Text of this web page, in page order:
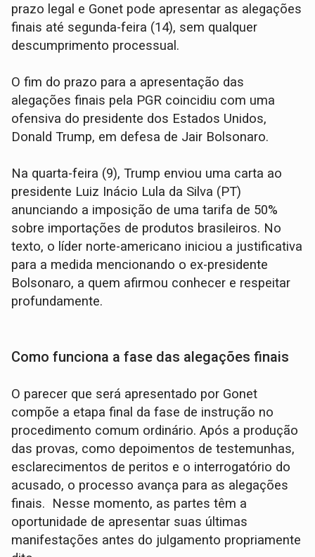
prazo legal e Gonet pode apresentar as alegações
finais até segunda-feira (14), sem qualquer
descumprimento processual.
O fim do prazo para a apresentação das
alegações finais pela PGR coincidiu com uma
ofensiva do presidente dos Estados Unidos,
Donald Trump, em defesa de Jair Bolsonaro.
Na quarta-feira (9), Trump enviou uma carta ao
presidente Luiz Inácio Lula da Silva (PT)
anunciando a imposição de uma tarifa de 50%
sobre importações de produtos brasileiros. No
texto, o líder norte-americano iniciou a justificativa
para a medida mencionando o ex-presidente
Bolsonaro, a quem afirmou conhecer e respeitar
profundamente.
Como funciona a fase das alegações finais
O parecer que será apresentado por Gonet
compõe a etapa final da fase de instrução no
procedimento comum ordinário. Após a produção
das provas, como depoimentos de testemunhas,
esclarecimentos de peritos e o interrogatório do
acusado, o processo avança para as alegações
finais. Nesse momento, as partes têm a
oportunidade de apresentar suas últimas
manifestações antes do julgamento propriamente